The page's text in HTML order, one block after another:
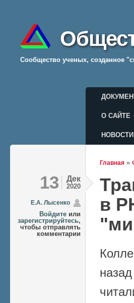
Cообщество ученых, созданное
О САЙТЕ
Меню
НОВОСТИ
Вы
Главная »
13 Дек
2020
Е.А. Лысенко
Войдите или
зарегистрируйтесь,
чтобы отправлять
комментарии
в